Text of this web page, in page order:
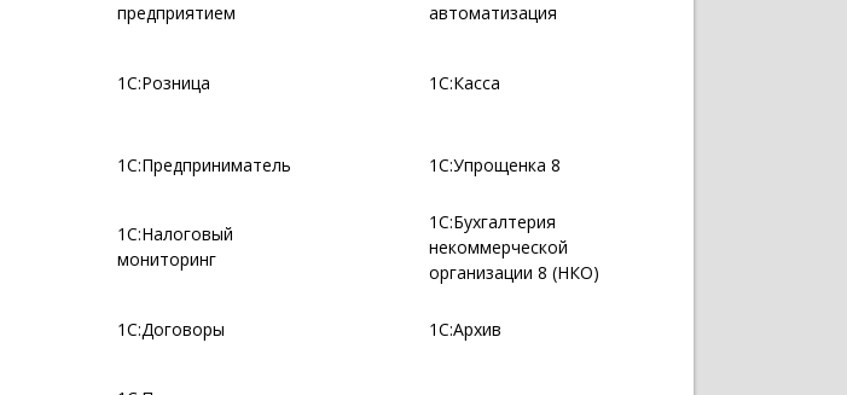
предприятием
автоматизация
1С:Розница 1С:Касса
1С:Предприниматель 1С:Упрощенка 8
1С:Налоговый
мониторинг
1С:Бухгалтерия
некоммерческой
организации 8 (НКО)
1С:Договоры 1С:Архив